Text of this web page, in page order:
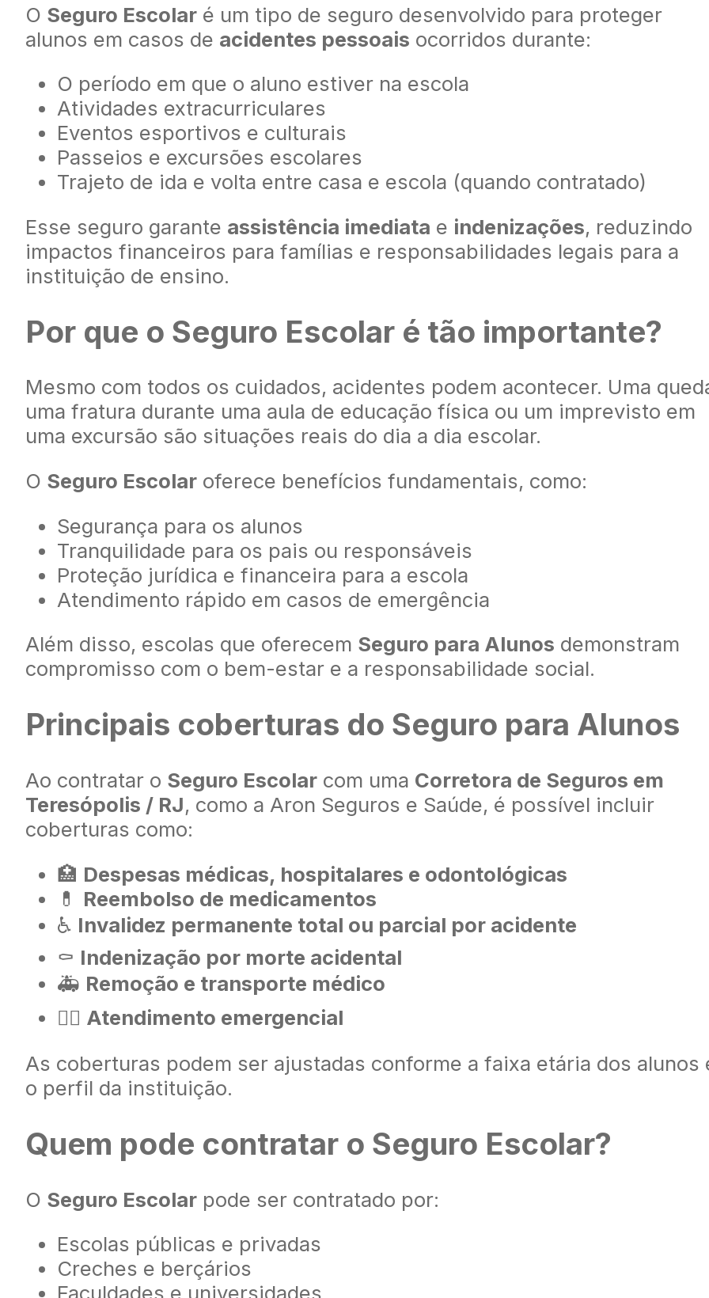
O Seguro Escolaré um tipo de seguro desenvolvido para proteger
alunos em casos de acidentes pessoais ocorridos durante:
O período em que o aluno estiver na escola
Atividades extracurriculares
Eventos esportivos e culturais
Passeios e excursões escolares
Trajeto de ida e volta entre casa e escola (quando contratado)
Esse seguro garante assistência imediata e indenizações, reduzindo
impactos financeiros para famílias e responsabilidades legais para a
instituição de ensino.
Por que o Seguro Escolar é tão importante?
Mesmo com todos os cuidados, acidentes podem acontecer. Uma
uma fratura durante uma aula de educação física ou um imprevisto em
uma excursão são situações reais do dia a dia escolar.
O Seguro Escolaroferece benefícios fundamentais, como:
Segurança para os alunos
Tranquilidade para os pais ou responsáveis
Proteção jurídica e financeira para a escola
Atendimento rápido em casos de emergência
Além disso, escolas que oferecem Seguro para Alunos demonstram
compromisso com o bem-estar e a responsabilidade social.
Principais coberturas do Seguro para Alunos
Ao contratar o Seguro Escolarcom uma Corretora de Seguros em
Teresópolis / RJ, como a Aron Seguros e Saúde, é possível incluir
coberturas como:
🏥 Despesas médicas, hospitalares e odontológicas
💊 Reembolso de medicamentos
♿ Invalidez permanente total ou parcial por acidente
⚰️ Indenização por morte acidental
🚑 Remoção e transporte médico
🧑‍⚕️ Atendimento emergencial
As coberturas podem ser ajustadas conforme a faixa etária dos alunos
o perfil da instituição.
Quem pode contratar o Seguro Escolar?
O Seguro Escolarpode ser contratado por:
Escolas públicas e privadas
Creches e berçários